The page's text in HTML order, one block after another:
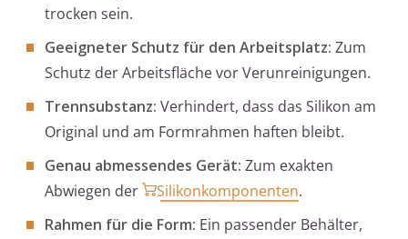
trocken sein.
Geeigneter Schutz für den Arbeitsplatz: Zum
Schutz der Arbeitsfläche vor Verunreinigungen.
Trennsubstanz: Verhindert, dass das Silikon am
Original und am Formrahmen haften bleibt.
Genau abmessendes Gerät: Zum exakten
Abwiegen der
Silikonkomponenten.
Rahmen für die Form: Ein passender Behälter,